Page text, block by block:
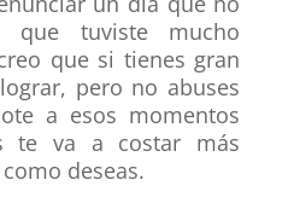
que tuviste mucho
que si tienes gran
pero no abuses
a esos momentos
te va a costar más
deseas.